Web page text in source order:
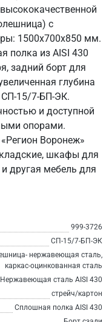
с
1500x700x850 мм.
полка из AISI 430
задний борт для
глубина
СП-15/7-БП-ЭК.
и доступной
опорами.
Воронеж»
шкафы для
другая мебель для
999-3726
СП-15/7-БП-ЭК
нержавеющая сталь,
каркас-оцинкованная сталь
Нержавеющая сталь AISI 430
стрейч/картон
Сплошная полка AISI 430